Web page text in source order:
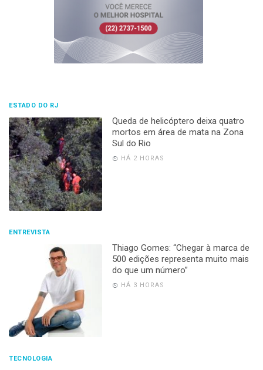
ESTADO DO RJ
Queda de helicóptero deixa quatro
mortos em área de mata na Zona
Sul do Rio
HÁ 2 HORAS
ENTREVISTA
Thiago Gomes: “Chegar à marca de
500 edições representa muito mais
do que um número”
HÁ 3 HORAS
TECNOLOGIA